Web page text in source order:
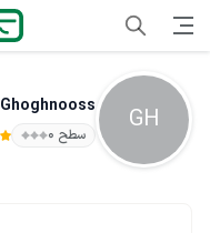
GH
Ghoghnooss
سطح ۰